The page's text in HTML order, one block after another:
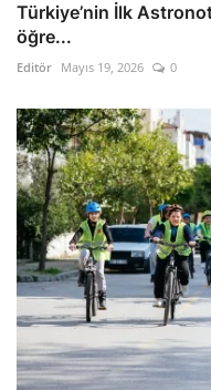
Türkiye’nin İlk
öğre...
Editör Mayıs 19, 2026 0